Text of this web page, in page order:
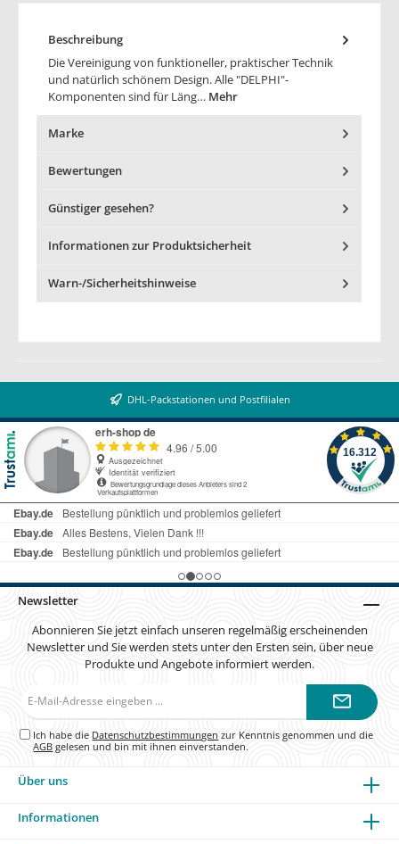
Beschreibung
Die Vereinigung von funktioneller, praktischer Technik
und natürlich schönem Design. Alle "DELPHI"-
Komponenten sind für Läng… Mehr
Marke
Bewertungen
Günstiger gesehen?
Informationen zur Produktsicherheit
Warn-/Sicherheitshinweise
DHL-Packstationen und Postfilialen
Newsletter
Abonnieren Sie jetzt einfach unseren regelmäßig erscheinenden
Newsletter und Sie werden stets unter den Ersten sein, über neue
Produkte und Angebote informiert werden.
Ich habe die Datenschutzbestimmungen zur Kenntnis genommen und die
AGB gelesen und bin mit ihnen einverstanden.
Über uns
Informationen